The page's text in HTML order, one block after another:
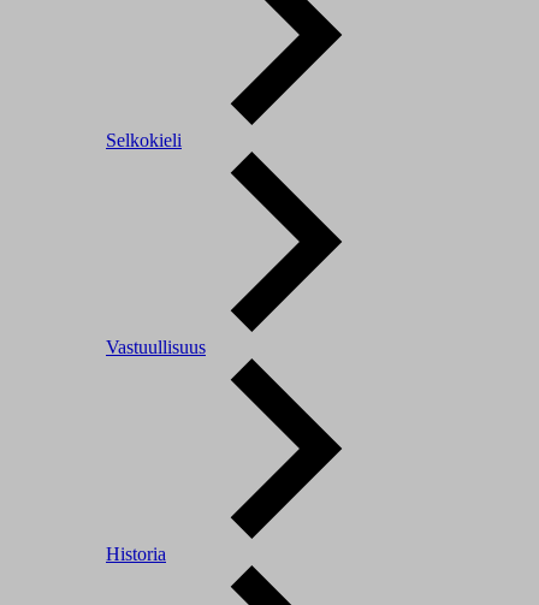
Selkokieli
Vastuullisuus
Historia